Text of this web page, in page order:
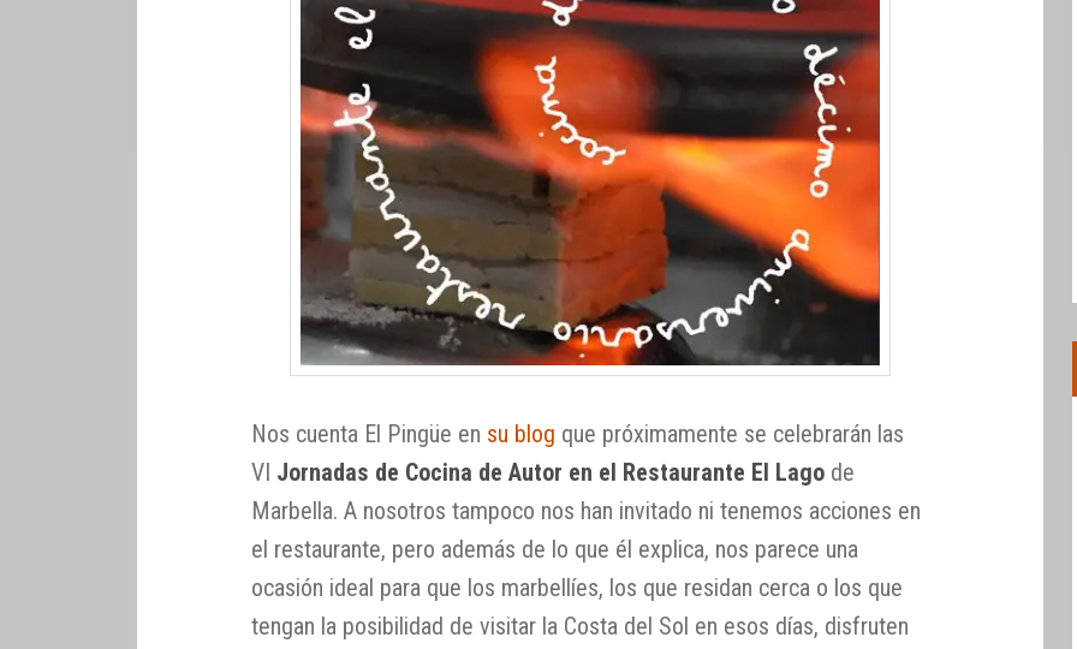
Nos cuenta El Pingüe en su blog que próximamente se celebrarán las
VI Jornadas de Cocina de Autor en el Restaurante El Lago de
Marbella. A nosotros tampoco nos han invitado ni tenemos acciones en
el restaurante, pero además de lo que él explica, nos parece una
ocasión ideal para que los marbellíes, los que residan cerca o los que
tengan la posibilidad de visitar la Costa del Sol en esos días, disfruten